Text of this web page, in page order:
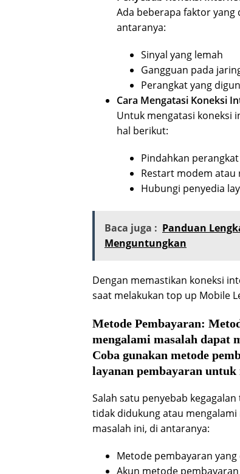
Ada beberapa faktor
antaranya:
Sinyal yang lemah
Gangguan pada
Perangkat yang
Cara Mengatasi Koneksi
Untuk mengatasi koneksi
hal berikut:
Pindahkan
Restart modem
Hubungi penyedia
Baca juga : Panduan
Menguntungkan
Dengan memastikan koneksi
saat melakukan top up Mobile
Metode Pembayaran:
mengalami masalah dapat
Coba gunakan metode
layanan pembayaran
Salah satu penyebab
tidak didukung atau
masalah ini, di antaranya:
Metode pembayaran
Akun metode